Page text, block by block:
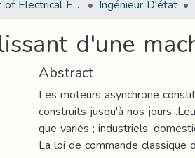
Department of Electrical Engineering Ingénieur D'état
d'une
Abstract
Les moteurs asynchrone
construits jusqu'à nos jours
que variés ; industriels,
La loi de commande